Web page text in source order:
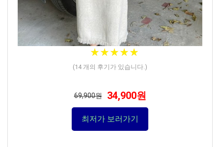
★★★★★
★★★★★
(14개의 후기가 있습니다.)
69,900원 34,900원
최저가 보러가기